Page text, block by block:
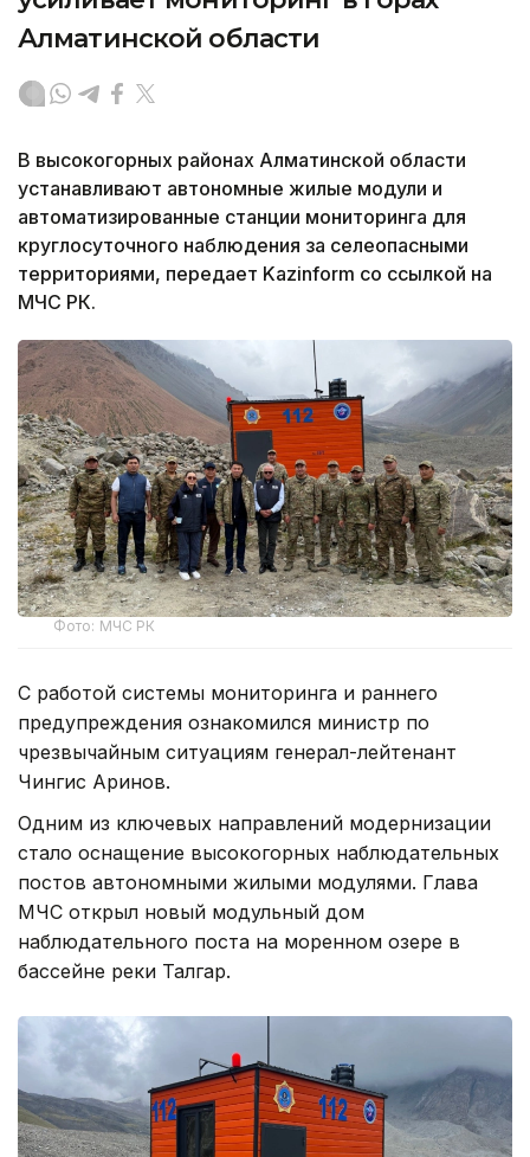
Алматинской области
В высокогорных районах Алматинской области
устанавливают автономные жилые модули и
автоматизированные станции мониторинга для
круглосуточного наблюдения за селеопасными
территориями, передает Kazinform со ссылкой на
МЧС РК.
Фото: МЧС РК
С работой системы мониторинга и раннего
предупреждения ознакомился министр по
чрезвычайным ситуациям генерал-лейтенант
Чингис Аринов.
Одним из ключевых направлений модернизации
стало оснащение высокогорных наблюдательных
постов автономными жилыми модулями. Глава
МЧС открыл новый модульный дом
наблюдательного поста на моренном озере в
бассейне реки Талгар.